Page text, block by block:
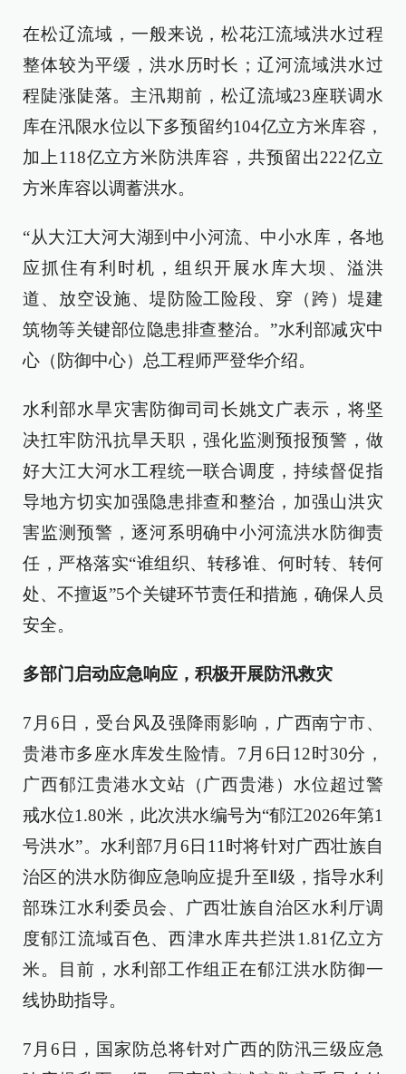
在松辽流域，一般来说，松花江流域洪水过程
整体较为平缓，洪水历时长；辽河流域洪水过
程陡涨陡落。主汛期前，松辽流域23座联调水
库在汛限水位以下多预留约104亿立方米库容，
加上118亿立方米防洪库容，共预留出222亿立
方米库容以调蓄洪水。
“从大江大河大湖到中小河流、中小水库，各地
应抓住有利时机，组织开展水库大坝、溢洪
道、放空设施、堤防险工险段、穿（跨）堤建
筑物等关键部位隐患排查整治。”水利部减灾中
心（防御中心）总工程师严登华介绍。
水利部水旱灾害防御司司长姚文广表示，将坚
决扛牢防汛抗旱天职，强化监测预报预警，做
好大江大河水工程统一联合调度，持续督促指
导地方切实加强隐患排查和整治，加强山洪灾
害监测预警，逐河系明确中小河流洪水防御责
任，严格落实“谁组织、转移谁、何时转、转何
处、不擅返”5个关键环节责任和措施，确保人员
安全。
多部门启动应急响应，积极开展防汛救灾
7月6日，受台风及强降雨影响，广西南宁市、
贵港市多座水库发生险情。7月6日12时30分，
广西郁江贵港水文站（广西贵港）水位超过警
戒水位1.80米，此次洪水编号为“郁江2026年第1
号洪水”。水利部7月6日11时将针对广西壮族自
治区的洪水防御应急响应提升至Ⅱ级，指导水利
部珠江水利委员会、广西壮族自治区水利厅调
度郁江流域百色、西津水库共拦洪1.81亿立方
米。目前，水利部工作组正在郁江洪水防御一
线协助指导。
7月6日，国家防总将针对广西的防汛三级应急